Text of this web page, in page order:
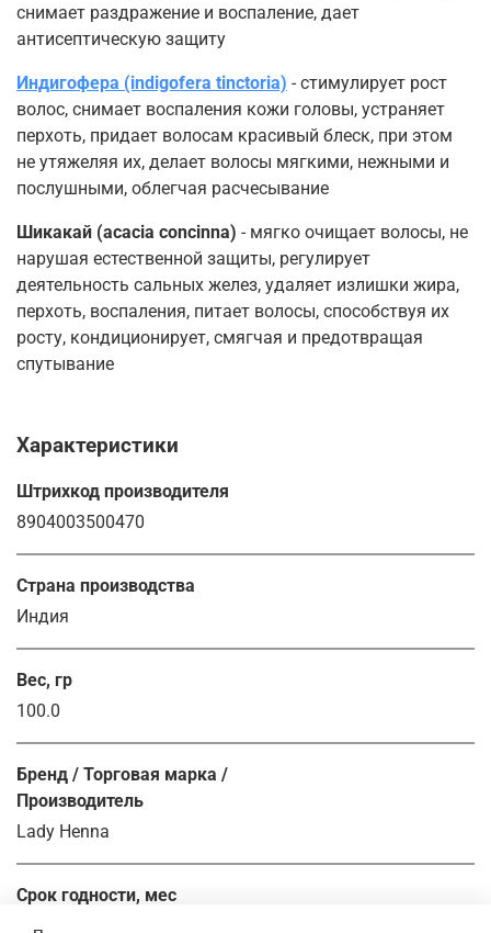
снимает раздражение и воспаление, дает
антисептическую защиту
Индигофера (indigofera tinctoria) - стимулирует рост
волос, снимает воспаления кожи головы, устраняет
перхоть, придает волосам красивый блеск, при этом
не утяжеляя их, делает волосы мягкими, нежными и
послушными, облегчая расчесывание
Шикакай (acacia concinna) - мягко очищает волосы, не
нарушая естественной защиты, регулирует
деятельность сальных желез, удаляет излишки жира,
перхоть, воспаления, питает волосы, способствуя их
росту, кондиционирует, смягчая и предотвращая
спутывание
Характеристики
Штрихкод производителя
8904003500470
Страна производства
Индия
Вес, гр
100.0
Бренд / Торговая марка /
Производитель
Lady Henna
Срок годности, мес
36.0